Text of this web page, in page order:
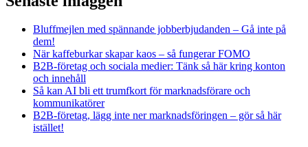
Bluffmejlen med spännande jobberbjudanden – Gå inte på
dem!
När kaffeburkar skapar kaos – så fungerar FOMO
B2B-företag och sociala medier: Tänk så här kring konton
och innehåll
Så kan AI bli ett trumfkort för marknadsförare och
kommunikatörer
B2B-företag, lägg inte ner marknadsföringen – gör så här
istället!